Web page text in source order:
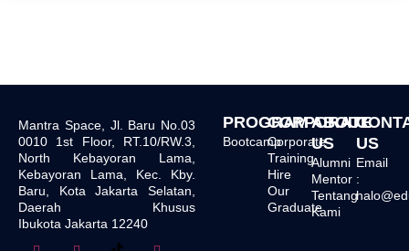
Mantra Space, Jl. Baru No.03
0010 1st Floor, RT.10/RW.3,
North Kebayoran Lama,
Kebayoran Lama, Kec. Kby.
Baru, Kota Jakarta Selatan,
Daerah Khusus
Ibukota Jakarta 12240
PROGRAM
Bootcamp
CORPORATE
Corporate
Training
Hire
Our
Graduate
ABOUT
US
Alumni
Mentor
Tentang
Kami
US
Email
: